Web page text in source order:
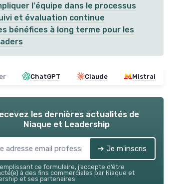
SaaS et évaluation de la qualité
＋ Accessibilitéen ligne
＋
Réduction des coûtsinfrastructurels
l'équipe dans le processus
et évaluation continue
bénéfices à long terme pour les
ChatGPT Claude Mistral
les dernières actualités de
Niaque et Leadership
➔ Je m'inscris
ce formulaire, j’accepte d’être
à des fins commerciales par Niaque et
et ses partenaires.